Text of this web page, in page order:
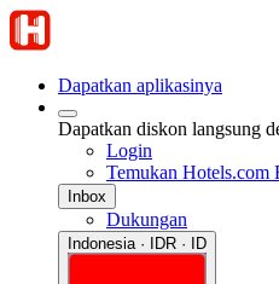
Dapatkan aplikasinya
Dapatkan diskon langsung
Login
Temukan Hotels.com
Inbox
Dukungan
Indonesia · IDR · ID